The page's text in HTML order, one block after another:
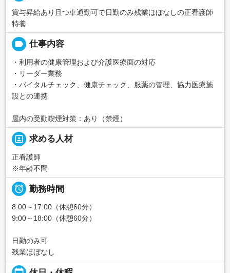
賞与昇給あり且つ車通勤可で日勤のみ残業ほぼなしの正看護師
特養
label 仕事内容
・利用者の健康管理および介護医療面の対応
・リーダー業務
・バイタルチェック、健康チェック、服薬の管理、協力医療施
設との連携
屋内の受動喫煙対策：あり（禁煙）
portrait 求める人材
正看護師
※年齢不問
 勤務時間
8:00～17:00（休憩60分）
9:00～18:00（休憩60分）
日勤のみ可
残業ほぼなし